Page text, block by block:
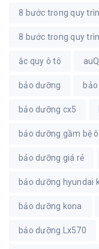
8 bước trong quy
8 bước trong quy
ắc quy ô tô
bảo dưỡng
bảo dưỡng cx5
bảo dưỡng gầm bệ
bảo dưỡng giá rẻ
bảo dưỡng hyundai
bảo dưỡng kona
bảo dưỡng Lx570